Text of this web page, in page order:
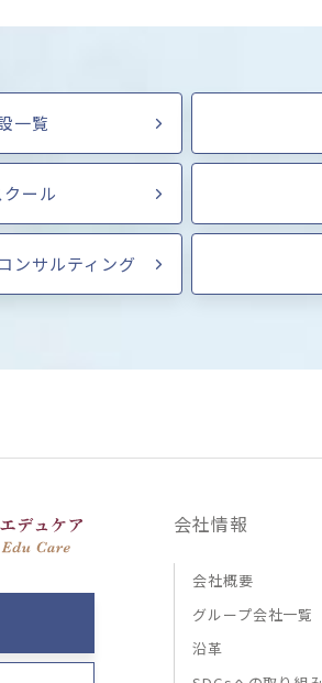
一覧
ール
ンサルティング
会社情報
会社概要
グループ会社一覧
沿革